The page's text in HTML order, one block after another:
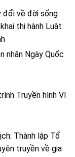
đổi về đời sống
thi hành Luật
nhân Ngày Quốc
Truyền hình Vì
Thành lập Tổ
truyền về gia